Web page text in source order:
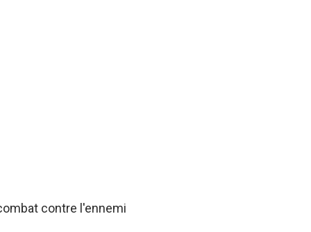
contre l'ennemi